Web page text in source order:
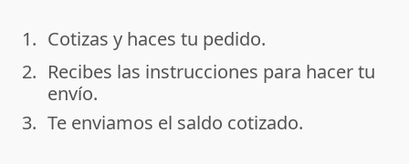
done
1. Cotizas y haces tu pedido.
done
2. Recibes las instrucciones para hacer tu
envío.
done
3. Te enviamos el saldo cotizado.